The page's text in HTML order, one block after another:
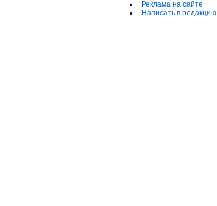
Реклама на сайте
Написать в редакцию